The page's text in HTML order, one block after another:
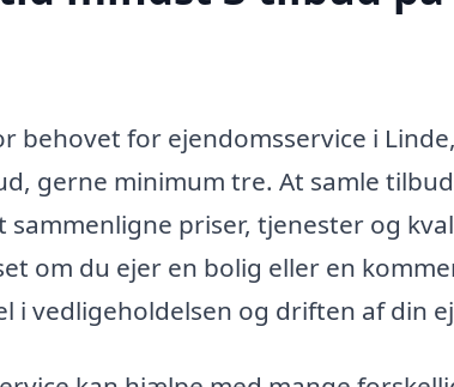
behovet for ejendomsservice i
gerne minimum tre. At samle
sammenligne priser, tjenester og
om du ejer en bolig eller en
i vedligeholdelsen og driften af din